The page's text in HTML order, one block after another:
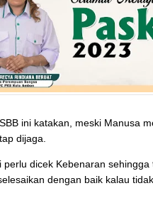
ini katakan, meski Manusa
dijaga.
dicek Kebenaran
dengan baik kalau